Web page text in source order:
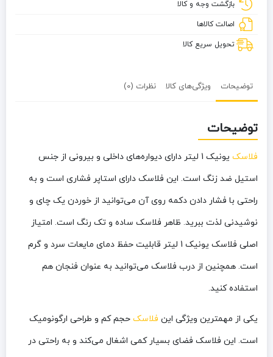
بازگشت وجه و کالا
اصالت کالاها
تحویل سریع کالا
توضیحات ویژگی‌های کالا نظرات (0)
توضیحات
فلاسک
یونیک 1 لیتر دارای دیواره‌های داخلی و بیرونی از جنس
استیل ضد زنگ است. این فلاسک دارای استاپر فشاری است و به
راحتی با فشار دادن دکمه روی آن می‌توانید از خوردن یک چای و
نوشیدنی لذت ببرید. ظاهر فلاسک ساده و تک رنگ است. امتیاز
اصلی فلاسک یونیک 1 لیتر قابلیت حفظ دمای مایعات سرد و گرم
است. همچنین از درب فلاسک می‌توانید به عنوان فنجان هم
استفاده کنید.
یکی از مهمترین ویژگی این فلاسک حجم کم و طراحی ارگونومیک
است. این فلاسک فضای بسیار کمی اشغال می‌کند و به راحتی در